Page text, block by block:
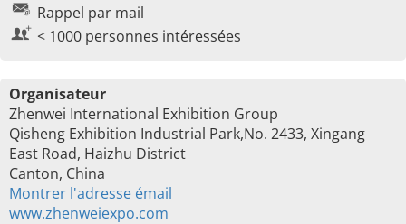
Rappel par mail
< 1000 personnes intéressées
Organisateur
Zhenwei International Exhibition Group
Qisheng Exhibition Industrial Park,No. 2433, Xingang
East Road, Haizhu District
Canton, China
Montrer l'adresse émail
www.zhenweiexpo.com